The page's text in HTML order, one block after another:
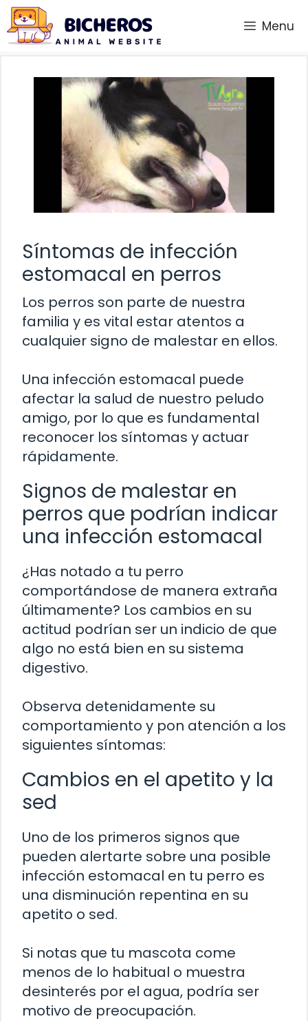
Saltar
al
contenido
Menu
Síntomas de infección
estomacal en perros
Los perros son parte de nuestra
familia y es vital estar atentos a
cualquier signo de malestar en ellos.
Una infección estomacal puede
afectar la salud de nuestro peludo
amigo, por lo que es fundamental
reconocer los síntomas y actuar
rápidamente.
Signos de malestar en
perros que podrían indicar
una infección estomacal
¿Has notado a tu perro
comportándose de manera extraña
últimamente? Los cambios en su
actitud podrían ser un indicio de que
algo no está bien en su sistema
digestivo.
Observa detenidamente su
comportamiento y pon atención a los
siguientes síntomas:
Cambios en el apetito y la
sed
Uno de los primeros signos que
pueden alertarte sobre una posible
infección estomacal en tu perro es
una disminución repentina en su
apetito o sed.
Si notas que tu mascota come
menos de lo habitual o muestra
desinterés por el agua, podría ser
motivo de preocupación.